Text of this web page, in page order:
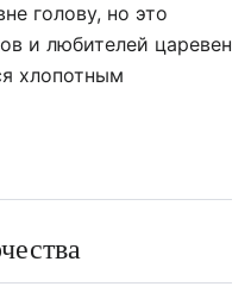
голову, но это
и любителей царевен
хлопотным